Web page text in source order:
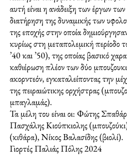
αυτή είναι η ανάδειξη των έργων
διατήρηση της δυναμικής των
της εποχής στην οποία
κυρίως στη μεταπολεμική περίοδο
’40 και ’50), της οποίας βασικό
καθιέρωση πλέον των δύο
ακορντεόν, εγκαταλείποντας την
της πειραιώτικης ορχήστρας
μπαγλαμάς).
Τα μέλη του είναι οι: Φώτης
Πασχάλης Κιούπκιολης
(κιθάρα), Νίκος Βαλασίδης (βιολί).
Γιορτές Παλιάς Πόλης 2024